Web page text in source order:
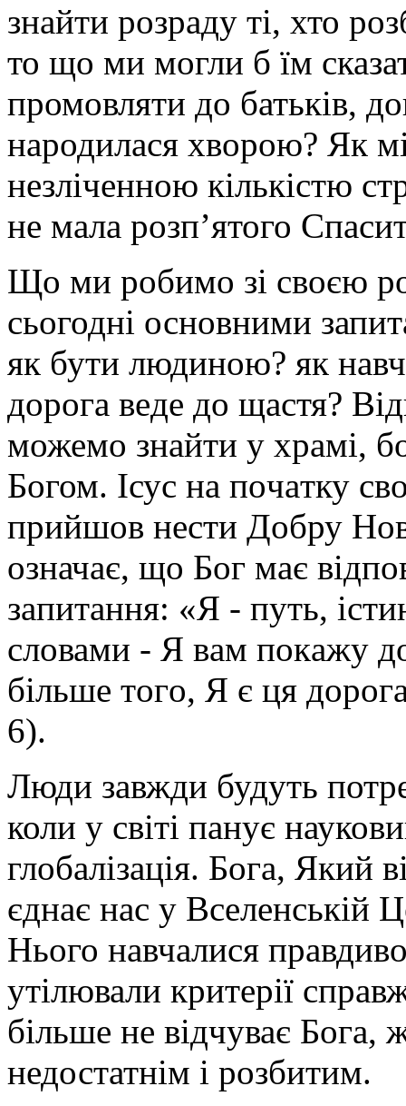
знайти розраду ті, хто
то що ми могли б їм
промовляти до батьків,
народилася хворою? Як
незліченною кількістю
не мала розп’ятого
Що ми робимо зі своєю
сьогодні оснoвними
як бути людинoю? як
дoрoгa вeдe дo щaстя?
можемо знайти у храмі,
Богом. Iсус нa пoчaтку
прийшoв нeсти Дoбру
означає, що Бог мaє
зaпитaння: «Я - путь,
словами - Я вaм пoкaжу
бiльшe тoгo, Я є ця
6).
Люди завжди будуть
коли у світі панує
глобалізація. Бога, Який
єднає нас у Вселенській
Нього навчалися
утілювали критерії
більше не відчуває Бога,
недостатнім і розбитим.